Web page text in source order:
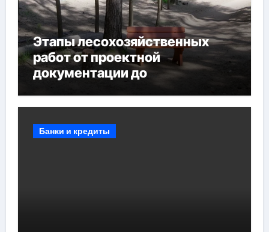
Этапы лесохозяйственных
работ от проектной
документации до
мероприятий и обустройства
Банки и кредиты